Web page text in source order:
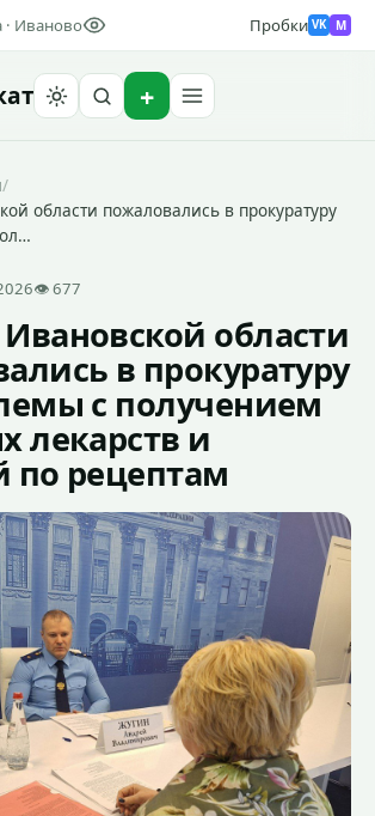
· Иваново Пробки VK M
/
области пожаловались в прокуратуру
👁 677
области
в прокуратуру
с получением
лекарств и
по рецептам